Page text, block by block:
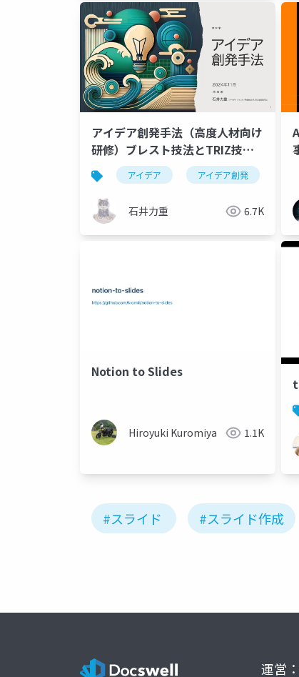
アイデア創発手法（高度人材向け
研修）ブレスト技法とTRIZ技法
でアイデア創出を実践する3時間
アイデア アイデア創発
石井力重 6.7K
Notion to Slides
Hiroyuki Kuromiya 1.1K
#スライド #スライド作成
運営